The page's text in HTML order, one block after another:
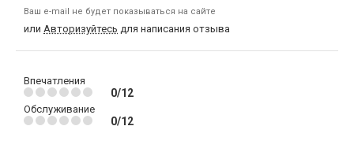
Ваш e-mail не будет показываться на сайте
или Авторизуйтесь для написания отзыва
Впечатления
0/12
Обслуживание
0/12